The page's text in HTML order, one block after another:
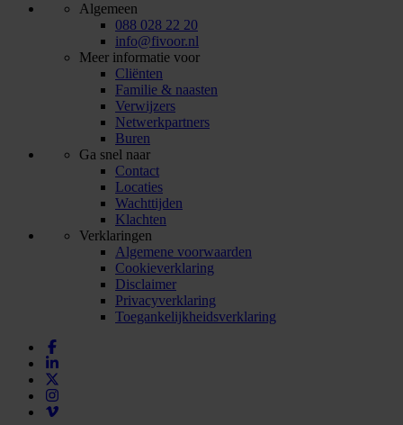
Algemeen
088 028 22 20
info@fivoor.nl
Meer informatie voor
Cliënten
Familie & naasten
Verwijzers
Netwerkpartners
Buren
Ga snel naar
Contact
Locaties
Wachttijden
Klachten
Verklaringen
Algemene voorwaarden
Cookieverklaring
Disclaimer
Privacyverklaring
Toegankelijkheidsverklaring